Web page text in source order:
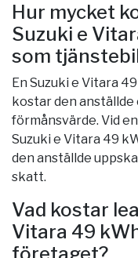
Hur mycket
Suzuki e
som
En Suzuki e Vitara
kostar den
förmånsvärde. Vid
Suzuki e Vitara 49
den anställde
skatt.
Vad kostar
Vitara 49